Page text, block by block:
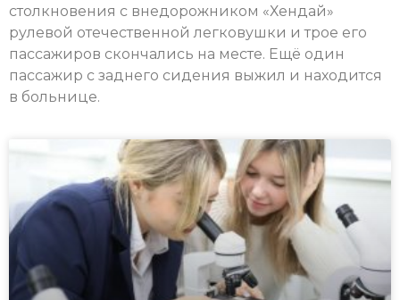
столкновения с внедорожником «Хендай»
рулевой отечественной легковушки и трое его
пассажиров скончались на месте. Ещё один
пассажир с заднего сидения выжил и находится
в больнице.